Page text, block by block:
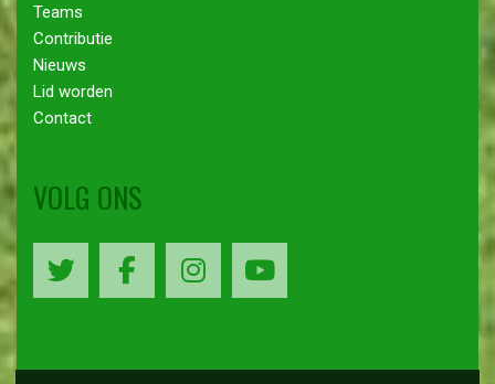
Teams
Contributie
Nieuws
Lid worden
Contact
VOLG ONS